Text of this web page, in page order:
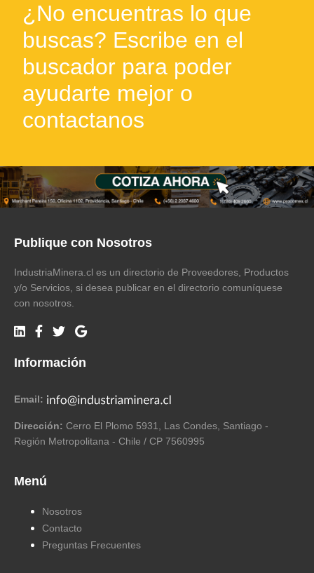
¿No encuentras lo que
buscas? Escribe en el
buscador para poder
ayudarte mejor o
contactanos
Publique con Nosotros
IndustriaMinera.cl es un directorio de Proveedores, Productos
y/o Servicios, si desea publicar en el directorio comuníquese
con nosotros.
Información
Email:
Dirección: Cerro El Plomo 5931, Las Condes, Santiago -
Región Metropolitana - Chile / CP 7560995
Menú
Nosotros
Contacto
Preguntas Frecuentes